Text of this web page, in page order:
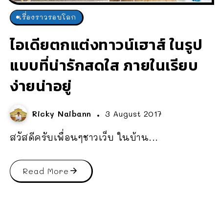
เรื่องราวรอบโลก
ไอเดียตกแต่งทาวน์เฮาส์ ในรูป
แบบที่น่ารักสดใส ภายในเรียบ
ง่ายน่าอยู่
Ricky Naibann 3 August 2017
สวัสดีครับเพื่อนๆชาวเว็บ ในบ้าน...
Read More